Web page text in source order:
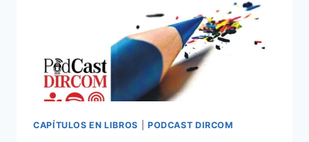
CAPÍTULOS EN LIBROS PODCAST DIRCOM